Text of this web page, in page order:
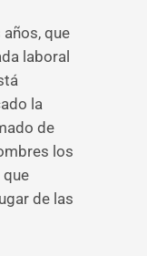
que
laboral
la
de
los
que
de las